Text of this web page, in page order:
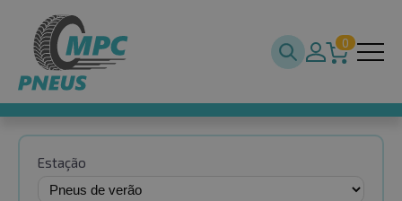
0
Estação